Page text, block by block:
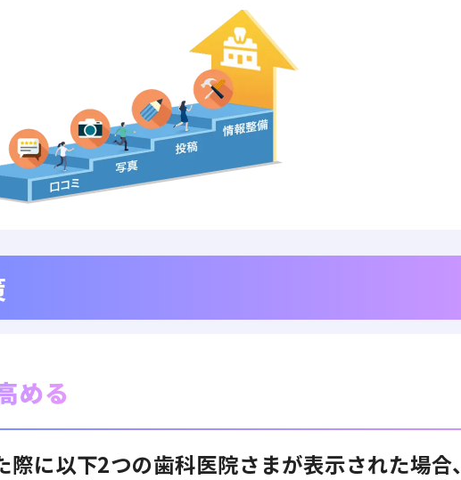
める
際に以下2つの歯科医院さまが表示された場合、